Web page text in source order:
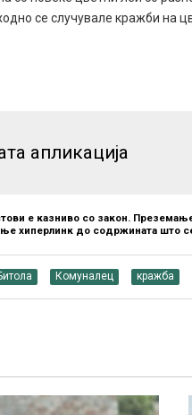
се случувале кражби на
апликација
е казниво со закон.
хиперлинк до содржината што
Комуналец кражба